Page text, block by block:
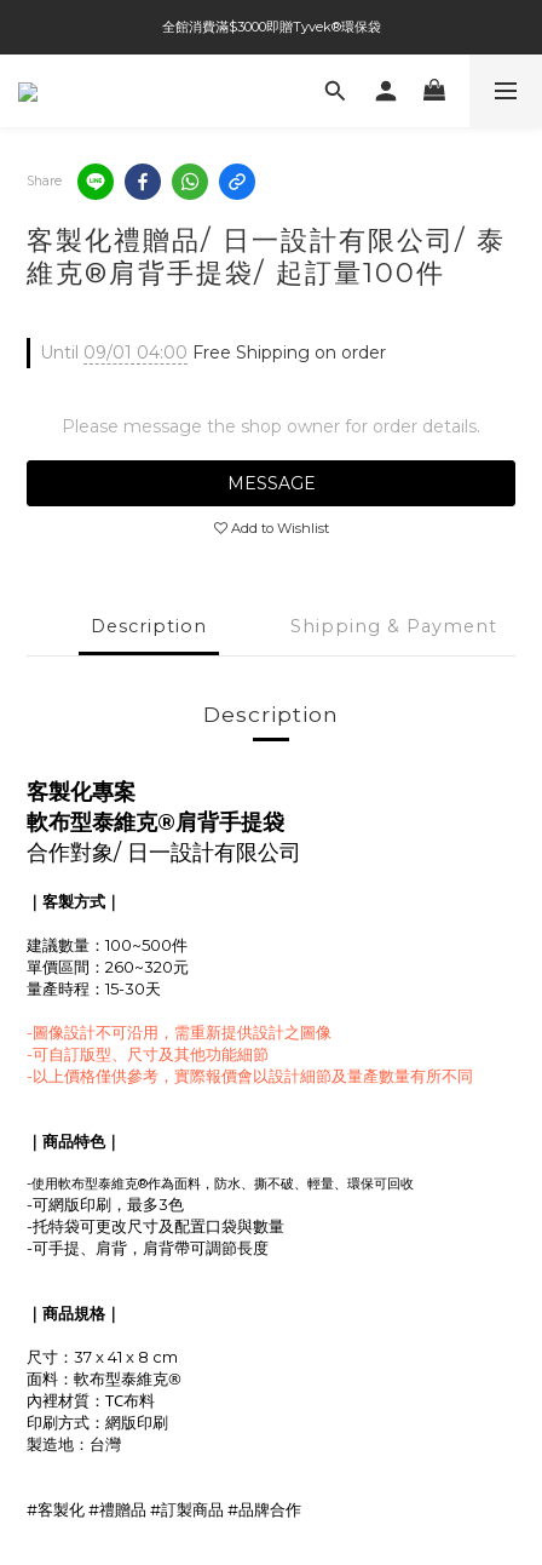
全館免運費
全館消費滿$3000即贈Tyvek®環保袋
Share
客製化禮贈品/ 日一設計有限公司/ 泰
維克®肩背手提袋/ 起訂量100件
Until 09/01 04:00 Free Shipping on order
Please message the shop owner for order details.
MESSAGE
Add to Wishlist
Description Shipping & Payment
Description
客製化專案
軟布型泰維克®肩背手提袋
合作對象/ 日一設計有限公司
｜客製方式｜
建議數量：100~500件
單價區間：260~320元
量產時程：15-30天
-圖像設計不可沿用，需重新提供設計之圖像
-可自訂版型、尺寸及其他功能細節
-以上價格僅供參考，實際報價會以設計細節及量產數量有所不同
｜商品特色｜
-使用軟布型泰維克®作為面料，防水、撕不破、輕量、環保可回收
-可網版印刷，最多3色
-托特袋可更改尺寸及配置口袋與數量
-可手提、肩背，肩背帶可調節長度
｜商品規格｜
尺寸：37 x 41 x 8 cm
面料： 軟布型泰維克®
內裡材質： TC布料
印刷方式： 網版印刷
製造地 ：台灣
#客製化 #禮贈品 #訂製商品 #品牌合作